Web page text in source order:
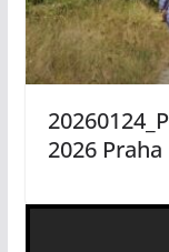
2026 Praha